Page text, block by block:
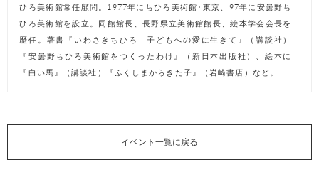
ひろ美術館常任顧問。1977年にちひろ美術館･東京、97年に安曇野ち
ひろ美術館を設立。同館館長、長野県立美術館館長、絵本学会会長を
歴任。著書『いわさきちひろ 子どもへの愛に生きて』（講談社）
『安曇野ちひろ美術館をつくったわけ』（新日本出版社）、絵本に
『白い馬』（講談社）『ふくしまからきた子』（岩崎書店）など。
イベント一覧に戻る